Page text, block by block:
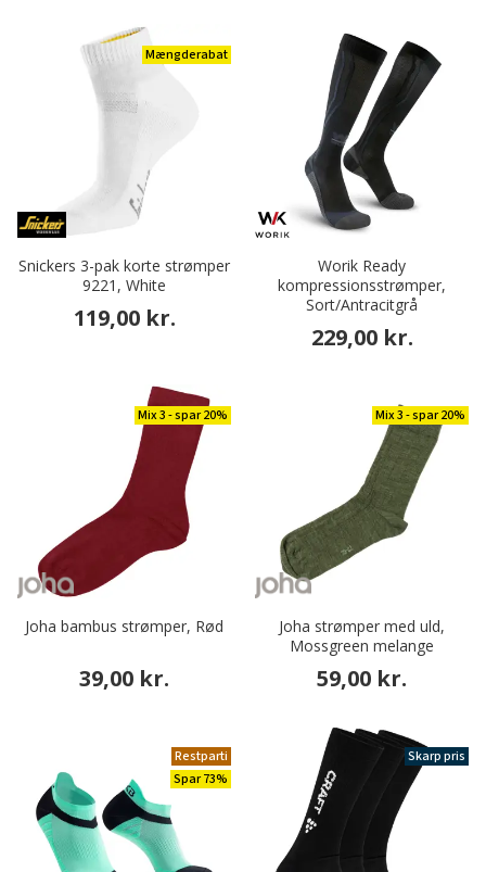
Mængderabat
Snickers 3-pak korte strømper
9221, White
119,00 kr.
Worik Ready
kompressionsstrømper,
Sort/Antracitgrå
229,00 kr.
Mix 3 - spar 20%
Joha bambus strømper, Rød
39,00 kr.
Mix 3 - spar 20%
Joha strømper med uld,
Mossgreen melange
59,00 kr.
Restparti
Spar 73%
Skarp pris